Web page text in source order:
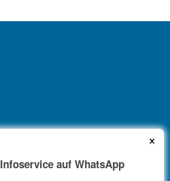
×
auf WhatsApp